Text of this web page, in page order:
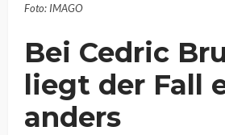
Foto: IMAGO
Bei Cedric
liegt der Fall
anders